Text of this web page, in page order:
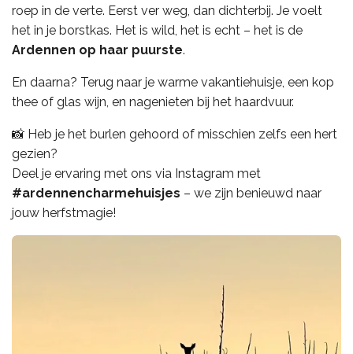
roep in de verte. Eerst ver weg, dan dichterbij. Je voelt
het in je borstkas. Het is wild, het is echt – het is de
Ardennen op haar puurste.
En daarna? Terug naar je warme vakantiehuisje, een kop
thee of glas wijn, en nagenieten bij het haardvuur.
📸 Heb je het burlen gehoord of misschien zelfs een hert
gezien?
Deel je ervaring met ons via Instagram met
#ardennencharmehuisjes – we zijn benieuwd naar
jouw herfstmagie!